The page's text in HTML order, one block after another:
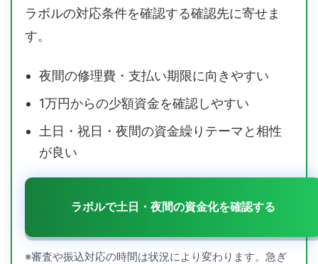
ラボルの対応条件を確認する確認先に寄せま
す。
夜間の修理費・支払い期限に向きやすい
1万円からの少額資金を確認しやすい
土日・祝日・夜間の資金繰りテーマと相性
が良い
ラボルで土日・夜間の資金化を確認する
※審査や振込対応の時間は状況により変わります。急ぎ